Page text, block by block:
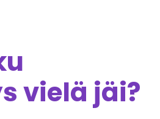
vielä jäi?